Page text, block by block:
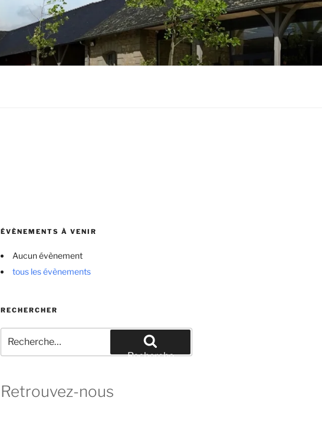
ÉVÈNEMENTS À VENIR
Aucun évènement
tous les évènements
RECHERCHER
pour
:
Recherche
Retrouvez-nous